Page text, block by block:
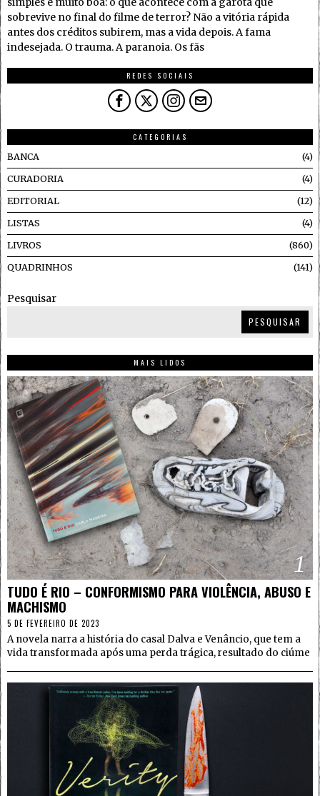
sobrevive no final do filme de terror? Não a vitória rápida
antes dos créditos subirem, mas a vida depois. A fama
indesejada. O trauma. A paranoia. Os fãs
REDES SOCIAIS
CATEGORIAS
BANCA
4
CURADORIA 4
EDITORIAL 12
LISTAS 4
LIVROS 860
QUADRINHOS 141
Pesquisar
PESQUISAR
MAIS LIDOS
1
TUDO É RIO – CONFORMISMO PARA VIOLÊNCIA, ABUSO E
MACHISMO
5 DE FEVEREIRO DE 2023
A novela narra a história do casal Dalva e Venâncio, que tem a
vida transformada após uma perda trágica, resultado do ciúme